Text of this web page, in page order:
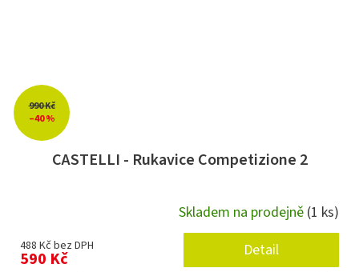
990 Kč
–40 %
CASTELLI - Rukavice Competizione 2
Skladem na prodejně (1 ks)
488 Kč bez DPH
590 Kč
Detail